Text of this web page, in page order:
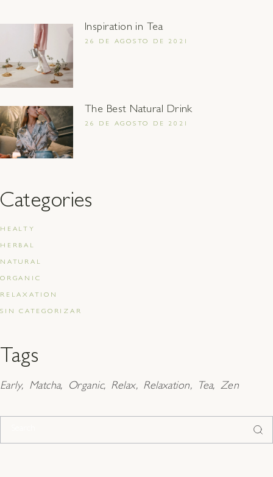
Inspiration in Tea
26 DE AGOSTO DE 2021
The Best Natural Drink
26 DE AGOSTO DE 2021
Categories
HEALTY
HERBAL
NATURAL
ORGANIC
RELAXATION
SIN CATEGORIZAR
Tags
Early Matcha Organic Relax Relaxation Tea Zen